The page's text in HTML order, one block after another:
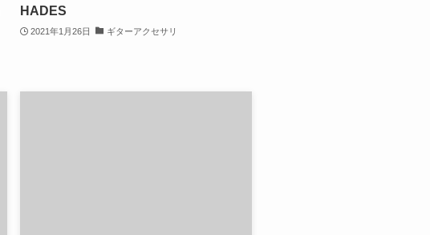
HADES
2021年1月26日 ギターアクセサリ